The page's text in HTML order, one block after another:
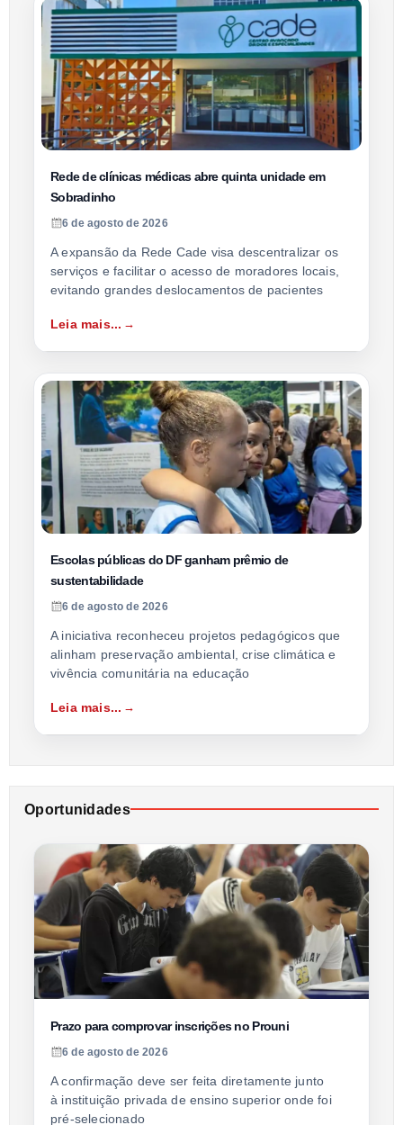
Rede de clínicas médicas abre quinta unidade em
Sobradinho
6 de agosto de 2026
A expansão da Rede Cade visa descentralizar os
serviços e facilitar o acesso de moradores locais,
evitando grandes deslocamentos de pacientes
Leia mais...
Escolas públicas do DF ganham prêmio de
sustentabilidade
6 de agosto de 2026
A iniciativa reconheceu projetos pedagógicos que
alinham preservação ambiental, crise climática e
vivência comunitária na educação
Leia mais...
Oportunidades
Prazo para comprovar inscrições no Prouni
6 de agosto de 2026
A confirmação deve ser feita diretamente junto
à instituição privada de ensino superior onde foi
pré-selecionado